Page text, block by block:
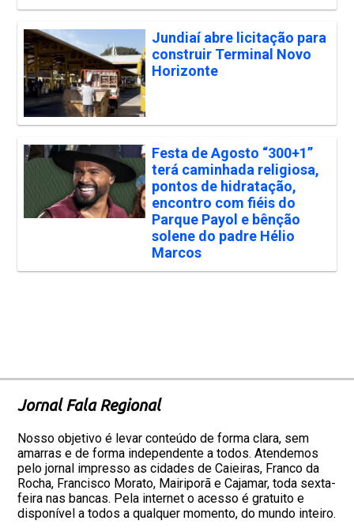
Jundiaí abre licitação para
construir Terminal Novo
Horizonte
Festa de Agosto “300+1”
terá caminhada religiosa,
pontos de hidratação,
encontro com fiéis do
Parque Payol e bênção
solene do padre Hélio
Marcos
Jornal Fala Regional
Nosso objetivo é levar conteúdo de forma clara, sem
amarras e de forma independente a todos. Atendemos
pelo jornal impresso as cidades de Caieiras, Franco da
Rocha, Francisco Morato, Mairiporã e Cajamar, toda sexta-
feira nas bancas. Pela internet o acesso é gratuito e
disponível a todos a qualquer momento, do mundo inteiro.